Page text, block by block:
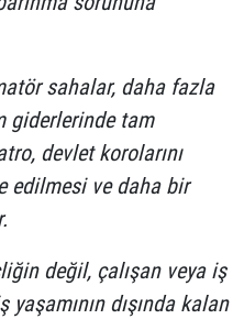
sahalar, daha fazla
giderlerinde tam
devlet korolarını
edilmesi ve daha bir
değil, çalışan veya iş
dışında kalan